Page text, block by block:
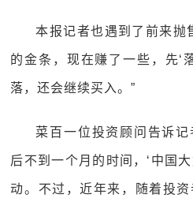
本报记者也遇到了前来抛
的金条，现在赚了一些，先‘
落，还会继续买入。”
菜百一位投资顾问告诉
后不到一个月的时间，‘中国
动。不过，近年来，随着投